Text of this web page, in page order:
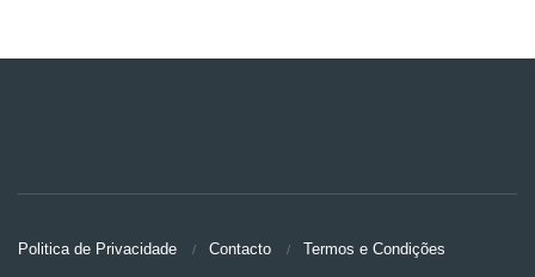
Politica de Privacidade Contacto Termos e Condições